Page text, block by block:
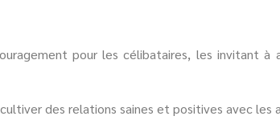
pour les célibataires, les invitant
des relations saines et positives avec les